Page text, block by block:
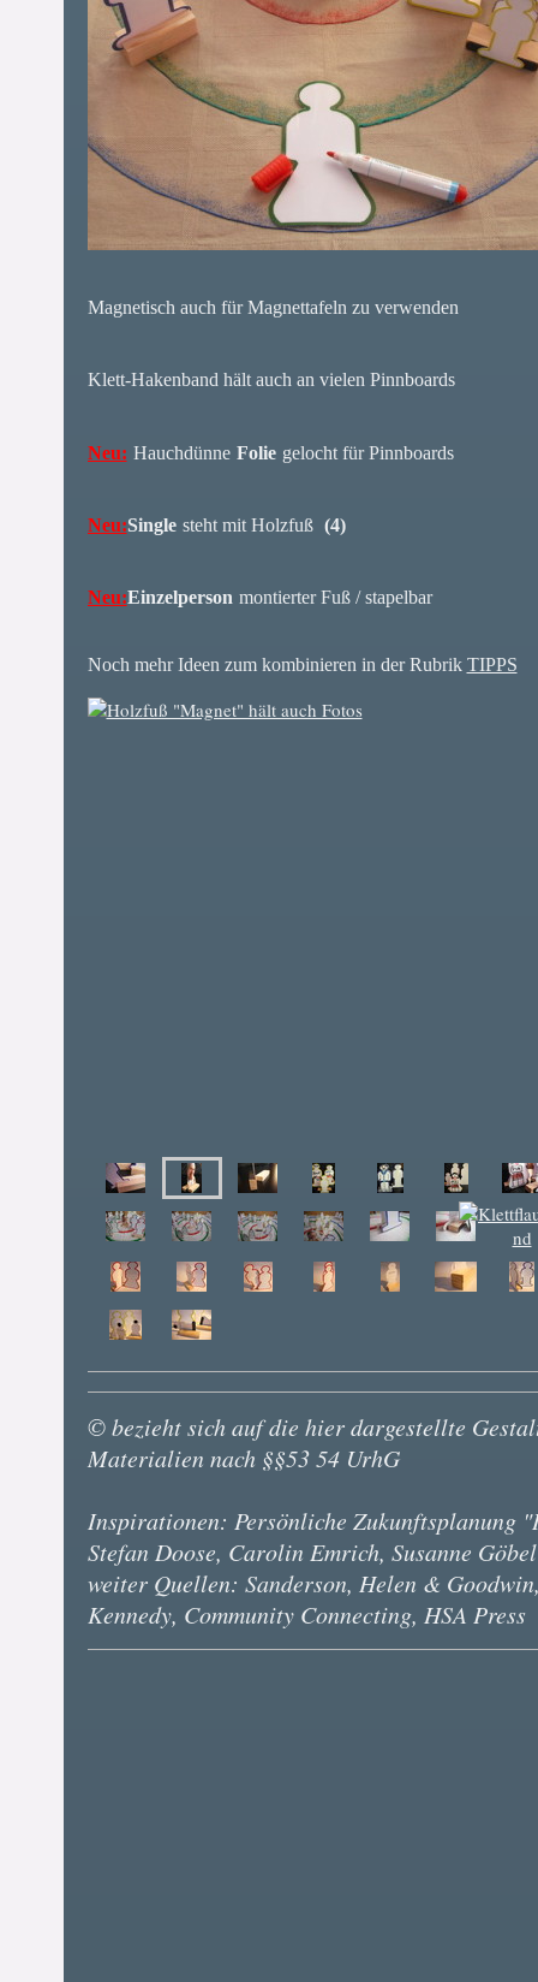
Magnetisch auch für Magnettafeln zu verwenden
Klett-Hakenband hält auch an vielen Pinnboards
Neu: Hauchdünne Folie gelocht für Pinnboards
Neu:Single steht mit Holzfuß (4)
Neu:Einzelperson montierter Fuß / stapelbar
Noch mehr Ideen zum kombinieren in der Rubrik TIPPS
© bezieht sich auf die hier dargestellte
Materialien nach §§53 54 UrhG
Inspirationen: Persönliche Zukunftsplanung
Stefan Doose, Carolin Emrich, Susanne Göbel
weiter Quellen: Sanderson, Helen &
Kennedy, Community Connecting, HSA Press